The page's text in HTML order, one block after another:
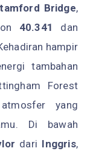
Bridge,
40.341
dan
hampir
tambahan
Forest
yang
Di bawah
dari Inggris,